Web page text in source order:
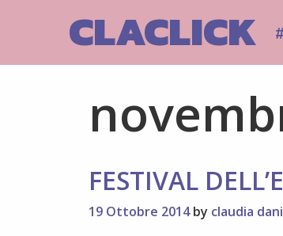
CLACLICK
FESTIVAL
19 Ottobre 2014 by claudia dani